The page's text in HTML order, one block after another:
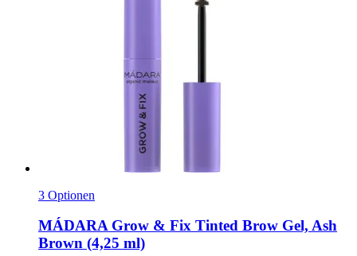
3 Optionen
MÁDARAGrow & Fix Tinted Brow Gel, Ash
Brown (4,25 ml)